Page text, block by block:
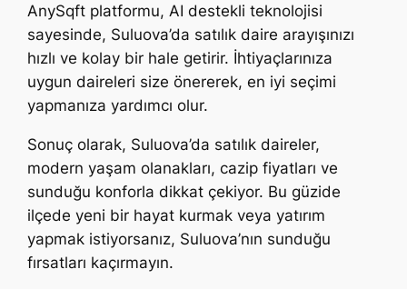
AnySqft platformu, AI destekli teknolojisi
sayesinde, Suluova’da satılık daire arayışınızı
hızlı ve kolay bir hale getirir. İhtiyaçlarınıza
uygun daireleri size önererek, en iyi seçimi
yapmanıza yardımcı olur.
Sonuç olarak, Suluova’da satılık daireler,
modern yaşam olanakları, cazip fiyatları ve
sunduğu konforla dikkat çekiyor. Bu güzide
ilçede yeni bir hayat kurmak veya yatırım
yapmak istiyorsanız, Suluova’nın sunduğu
fırsatları kaçırmayın.